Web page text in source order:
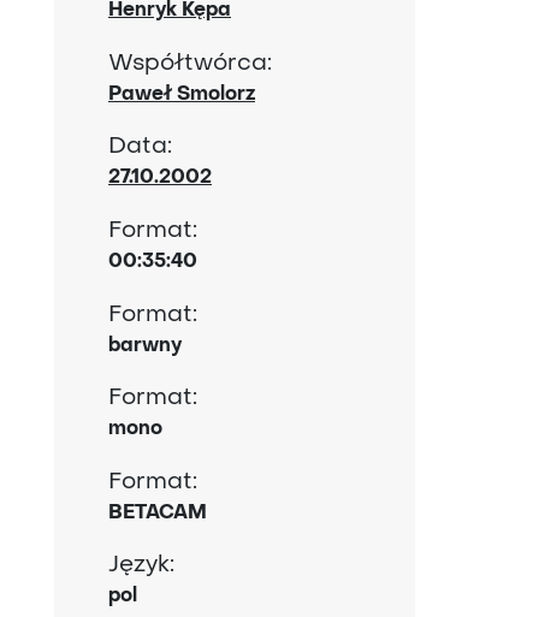
Henryk Kępa
Współtwórca:
Paweł Smolorz
Data:
27.10.2002
Format:
00:35:40
Format:
barwny
Format:
mono
Format:
BETACAM
Język:
pol